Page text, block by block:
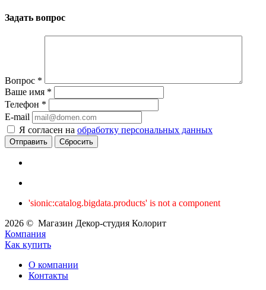
Задать вопрос
Вопрос *
Ваше имя *
Телефон *
E-mail
Я согласен на обработку персональных данных
Сбросить
'sionic:catalog.bigdata.products' is not a component
2026 © Магазин Декор-студия Колорит
Компания
Как купить
О компании
Контакты